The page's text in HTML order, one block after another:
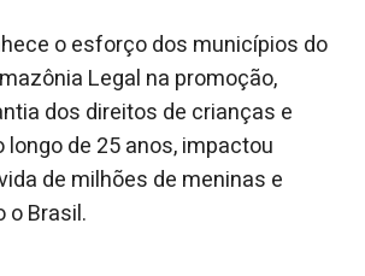
o esforço dos municípios do
Legal na promoção,
dos direitos de crianças e
de 25 anos, impactou
de milhões de meninas e
o Brasil.